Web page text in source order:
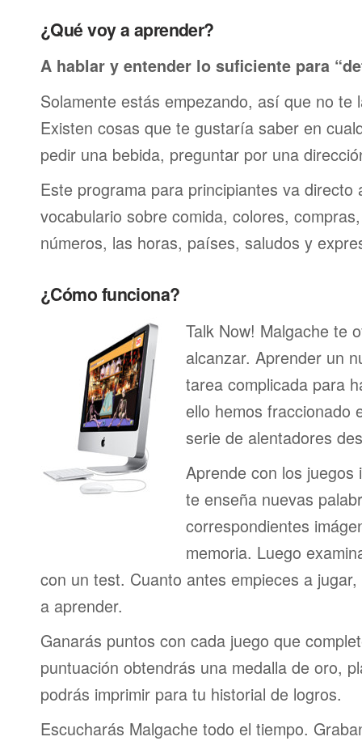
¿Qué voy a aprender?
A hablar y entender lo suficiente para
Solamente estás empezando, así que no te
Existen cosas que te gustaría saber en
pedir una bebida, preguntar por una
Este programa para principiantes va directo
vocabulario sobre comida, colores,
números, las horas, países, saludos y
¿Cómo funciona?
Talk Now! Malgache te
alcanzar. Aprender un
tarea complicada para
ello hemos fraccionado
serie de alentadores
Aprende con los juegos
te enseña nuevas
correspondientes
memoria. Luego
con un test. Cuanto antes empieces a
a aprender.
Ganarás puntos con cada juego que
puntuación obtendrás una medalla de oro,
podrás imprimir para tu historial de logros.
Escucharás Malgache todo el tiempo.